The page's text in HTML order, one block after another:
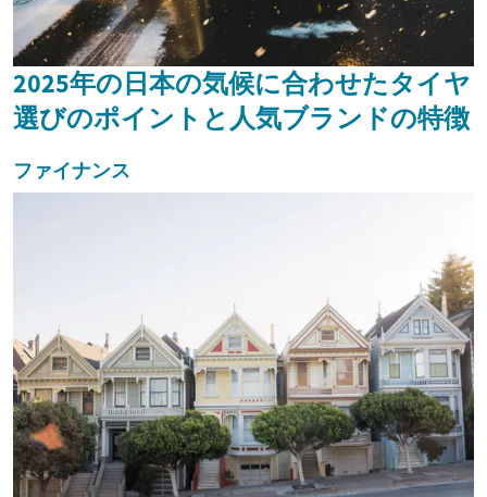
2025年の日本の気候に合わせたタイヤ
選びのポイントと人気ブランドの特徴
ファイナンス